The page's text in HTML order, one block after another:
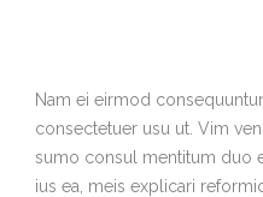
Nam ei eirmod
consectetuer usu ut. Vim
sumo consul mentitum duo
ius ea, meis explicari